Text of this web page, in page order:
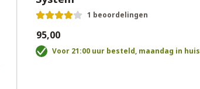
1 beoordelingen
€95,00
Voor 21:00 uur besteld, maandag in huis